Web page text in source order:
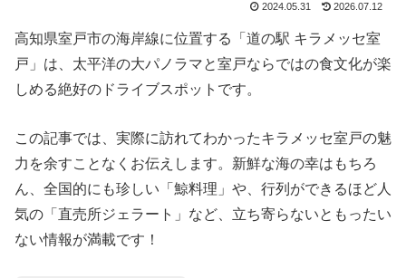
2024.05.31 2026.07.12
高知県室戸市の海岸線に位置する「道の駅 キラメッセ室
戸」は、太平洋の大パノラマと室戸ならではの食文化が楽
しめる絶好のドライブスポットです。
この記事では、実際に訪れてわかったキラメッセ室戸の魅
力を余すことなくお伝えします。新鮮な海の幸はもちろ
ん、全国的にも珍しい「鯨料理」や、行列ができるほど人
気の「直売所ジェラート」など、立ち寄らないともったい
ない情報が満載です！